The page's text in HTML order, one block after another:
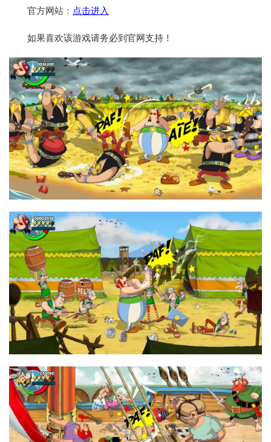
官方网站： 点击进入
如果喜欢该游戏请务必到官网支持！